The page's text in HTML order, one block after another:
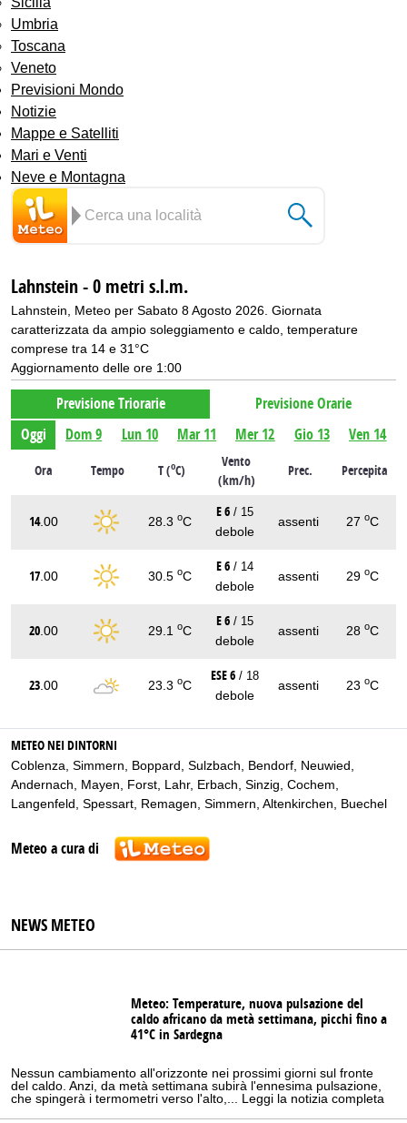
Umbria
Toscana
Veneto
Previsioni Mondo
Notizie
Mappe e Satelliti
Mari e Venti
Neve e Montagna
Lahnstein - 0 metri s.l.m.
Lahnstein, Meteo per Sabato 8 Agosto 2026. Giornata
caratterizzata da ampio soleggiamento e caldo, temperature
comprese tra 14 e 31°C
Aggiornamento delle ore 1:00
Previsione Triorarie
Previsione Orarie
Oggi
Dom 9 Lun 10 Mar 11 Mer 12 Gio 13 Ven 14
Ora Tempo T (oC)
Vento
(km/h)
Prec. Percepita
14.00 28.3 oC
E 6 / 15
debole
assenti 27 oC
17 .00 30.5 oC
E 6 / 14
debole
assenti 29 oC
20 .00 29.1 oC
E 6 / 15
debole
assenti 28 oC
23 .00 23.3 oC
ESE 6 / 18
debole
assenti 23 oC
METEO NEI DINTORNI
Coblenza Simmern Boppard Sulzbach Bendorf Neuwied
Andernach
Mayen Forst Lahr, Erbach Sinzig Cochem
Langenfeld Spessart Remagen Simmern Altenkirchen Buechel
Meteo a cura di
NEWS METEO
Meteo: Temperature, nuova pulsazione del
caldo africano da metà settimana, picchi fino a
41°C in Sardegna
Nessun cambiamento all'orizzonte nei prossimi giorni sul fronte
del caldo. Anzi, da metà settimana subirà l'ennesima pulsazione,
che spingerà i termometri verso l'alto,... Leggi la notizia completa